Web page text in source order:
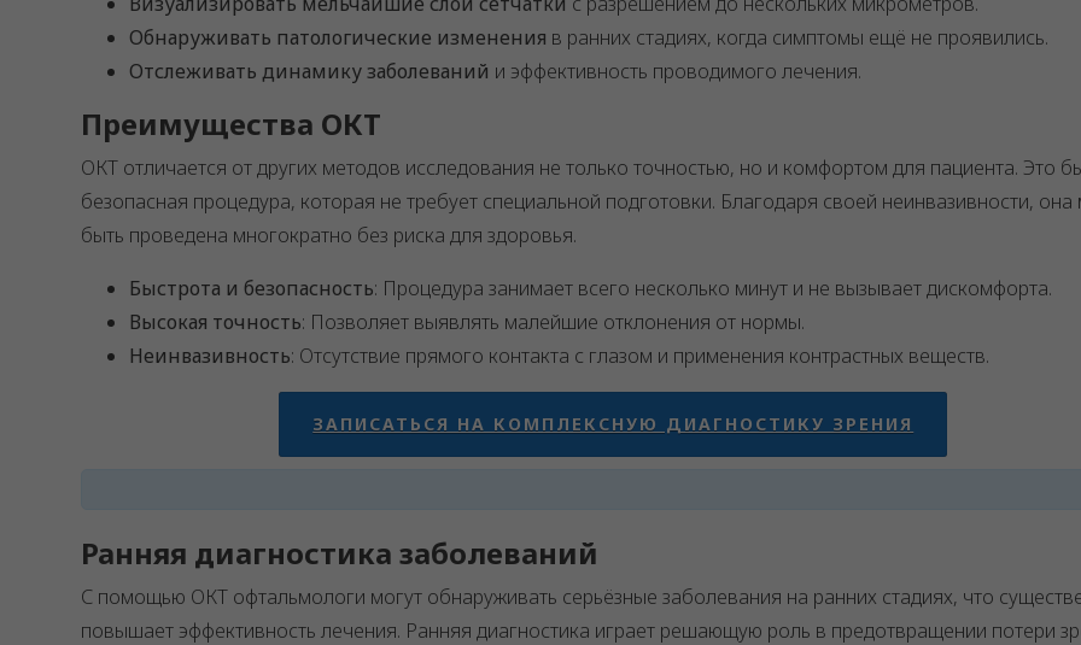
Обнаруживать патологические изменения в ранних стадиях, когда симптомы ещё не проявились.
Отслеживать динамику заболеваний и эффективность проводимого лечения.
Преимущества ОКТ
ОКТ отличается от других методов исследования не только точностью, но и комфортом для пациента. Это
безопасная процедура, которая не требует специальной подготовки. Благодаря своей неинвазивности,
быть проведена многократно без риска для здоровья.
Быстрота и безопасность: Процедура занимает всего несколько минут и не вызывает дискомфорта.
Высокая точность: Позволяет выявлять малейшие отклонения от нормы.
Неинвазивность: Отсутствие прямого контакта с глазом и применения контрастных веществ.
ЗАПИСАТЬСЯ НА КОМПЛЕКСНУЮ ДИАГНОСТИКУ ЗРЕНИЯ
Ранняя диагностика заболеваний
С помощью ОКТ офтальмологи могут обнаруживать серьёзные заболевания на ранних стадиях, что
повышает эффективность лечения. Ранняя диагностика играет решающую роль в предотвращении потери